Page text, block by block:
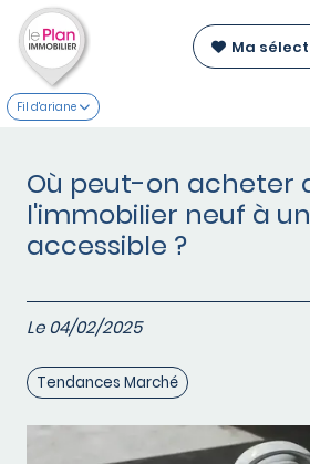
Ma
Fil d'ariane
Où peut-on acheter
l'immobilier neuf à
accessible ?
Le 04/02/2025
Tendances Marché